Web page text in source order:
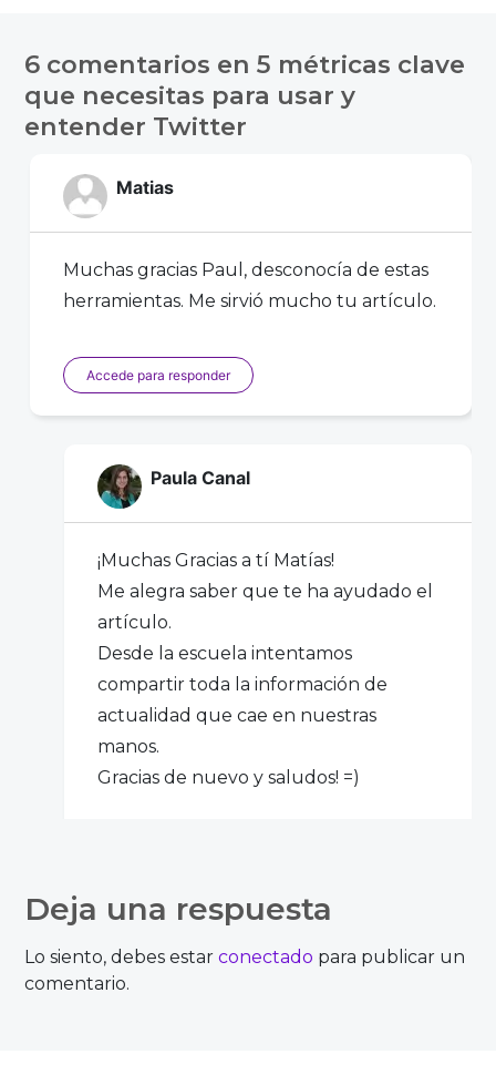
de
entradas
6 comentarios en5 métricas clave
que necesitas para usar y
entender Twitter
Matias
Muchas gracias Paul, desconocía de estas
herramientas. Me sirvió mucho tu artículo.
Accede para responder
Paula Canal
¡Muchas Gracias a tí Matías!
Me alegra saber que te ha ayudado el
artículo.
Desde la escuela intentamos
compartir toda la información de
actualidad que cae en nuestras
manos.
Gracias de nuevo y saludos! =)
@pazsegura
Deja una respuesta
Lo siento, debes estarconectado para publicar un
comentario.